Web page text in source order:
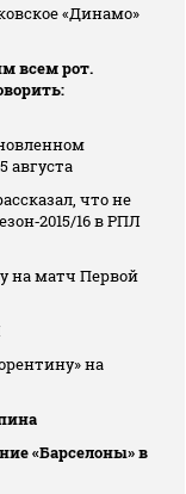
«Динамо»
всем рот.
августа
что не
16 в РПЛ
на матч Первой
на
«Барселоны» в